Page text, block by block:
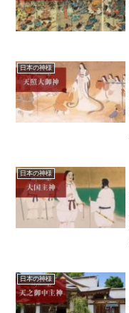
日本の神様
日本の神様
日本の神様